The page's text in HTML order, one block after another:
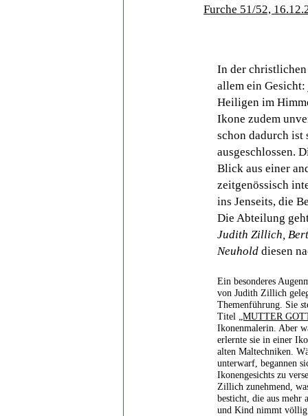
Furche 51/52,
In der
allem ein
Heiligen im
Ikone zudem
schon dadurch ist
ausgeschlossen.
Blick aus einer
zeitgenössisch
ins Jenseits, die
Die Abteilung
Judith Zillich,
Neuhold diesen
Ein besonderes
von Judith Zillich
Themenführung. Sie s
Titel „MUTTER
Ikonenmalerin. Aber
erlernte sie in einer
alten Maltechniken.
unterwarf, begannen
Ikonengesichts zu
Zillich zunehmend,
besticht, die aus mehr
und Kind nimmt völlig